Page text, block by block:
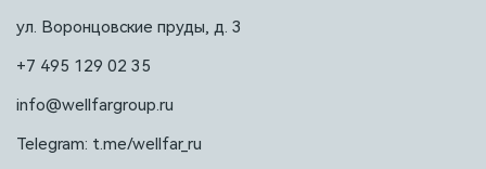
ул. Воронцовские пруды, д. 3
+7 495 129 02 35
info@wellfargroup.ru
Telegram: t.me/wellfar_ru